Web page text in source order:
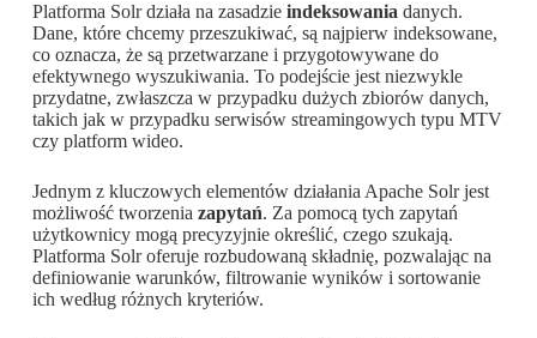
Platforma Solr działa na zasadzie indeksowania danych.
Dane, które chcemy przeszukiwać, są najpierw indeksowane,
co oznacza, że są przetwarzane i przygotowywane do
efektywnego wyszukiwania. To podejście jest niezwykle
przydatne, zwłaszcza w przypadku dużych zbiorów danych,
takich jak w przypadku serwisów streamingowych typu MTV
czy platform wideo.
Jednym z kluczowych elementów działania Apache Solr jest
możliwość tworzenia zapytań. Za pomocą tych zapytań
użytkownicy mogą precyzyjnie określić, czego szukają.
Platforma Solr oferuje rozbudowaną składnię, pozwalając na
definiowanie warunków, filtrowanie wyników i sortowanie
ich według różnych kryteriów.